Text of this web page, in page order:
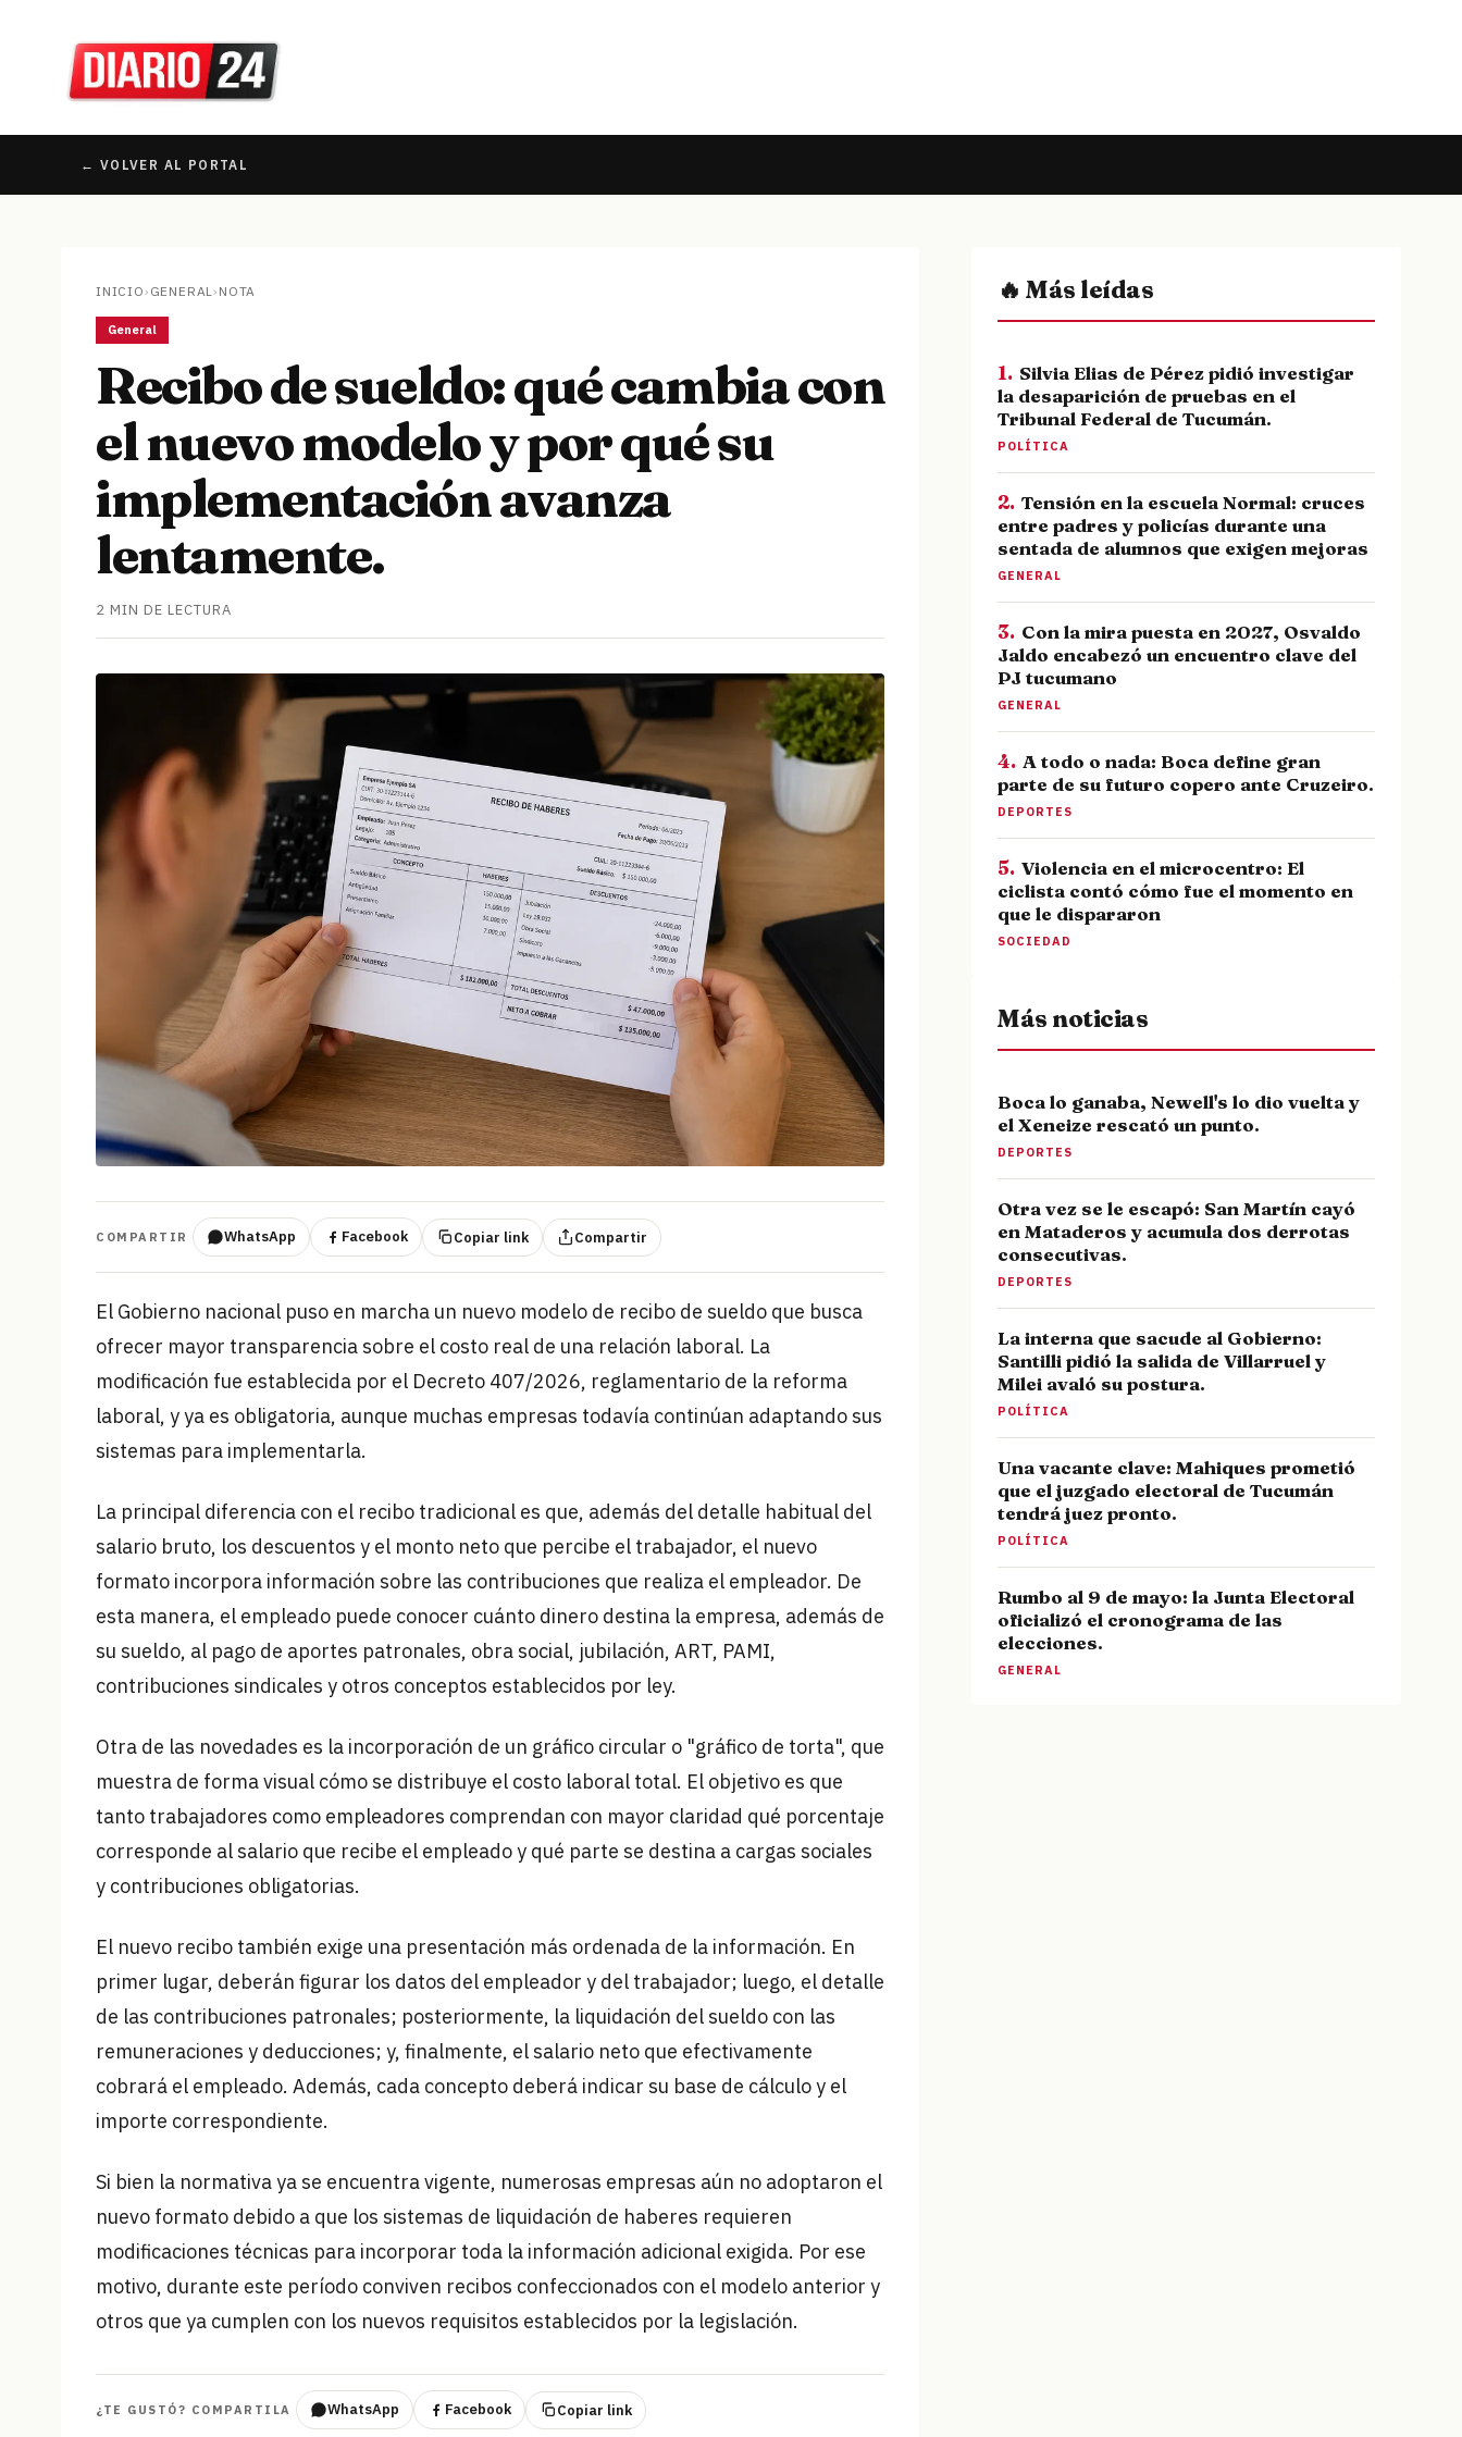
← VOLVER AL PORTAL
INICIO› GENERAL› NOTA
General
Recibo de sueldo: qué cambia con
el nuevo modelo y por qué su
implementación avanza
lentamente.
2 MIN DE LECTURA
COMPARTIR WhatsApp Facebook Copiar link Compartir
El Gobierno nacional puso en marcha un nuevo modelo de recibo de sueldo que busca
ofrecer mayor transparencia sobre el costo real de una relación laboral. La
modificación fue establecida por el Decreto 407/2026, reglamentario de la reforma
laboral, y ya es obligatoria, aunque muchas empresas todavía continúan adaptando sus
sistemas para implementarla.
La principal diferencia con el recibo tradicional es que, además del detalle habitual del
salario bruto, los descuentos y el monto neto que percibe el trabajador, el nuevo
formato incorpora información sobre las contribuciones que realiza el empleador. De
esta manera, el empleado puede conocer cuánto dinero destina la empresa, además de
su sueldo, al pago de aportes patronales, obra social, jubilación, ART, PAMI,
contribuciones sindicales y otros conceptos establecidos por ley.
Otra de las novedades es la incorporación de un gráfico circular o "gráfico de torta", que
muestra de forma visual cómo se distribuye el costo laboral total. El objetivo es que
tanto trabajadores como empleadores comprendan con mayor claridad qué porcentaje
corresponde al salario que recibe el empleado y qué parte se destina a cargas sociales
y contribuciones obligatorias.
El nuevo recibo también exige una presentación más ordenada de la información. En
primer lugar, deberán figurar los datos del empleador y del trabajador; luego, el detalle
de las contribuciones patronales; posteriormente, la liquidación del sueldo con las
remuneraciones y deducciones; y, finalmente, el salario neto que efectivamente
cobrará el empleado. Además, cada concepto deberá indicar su base de cálculo y el
importe correspondiente.
Si bien la normativa ya se encuentra vigente, numerosas empresas aún no adoptaron el
nuevo formato debido a que los sistemas de liquidación de haberes requieren
modificaciones técnicas para incorporar toda la información adicional exigida. Por ese
motivo, durante este período conviven recibos confeccionados con el modelo anterior y
otros que ya cumplen con los nuevos requisitos establecidos por la legislación.
¿TE GUSTÓ? COMPARTILA WhatsApp Facebook Copiar link
🔥 Más leídas
1. Silvia Elias de Pérez pidió investigar
la desaparición de pruebas en el
Tribunal Federal de Tucumán.
POLÍTICA
2. Tensión en la escuela Normal: cruces
entre padres y policías durante una
sentada de alumnos que exigen mejoras
GENERAL
3. Con la mira puesta en 2027, Osvaldo
Jaldo encabezó un encuentro clave del
PJ tucumano
GENERAL
4. A todo o nada: Boca define gran
parte de su futuro copero ante Cruzeiro.
DEPORTES
5. Violencia en el microcentro: El
ciclista contó cómo fue el momento en
que le dispararon
SOCIEDAD
Más noticias
Boca lo ganaba, Newell's lo dio vuelta y
el Xeneize rescató un punto.
DEPORTES
Otra vez se le escapó: San Martín cayó
en Mataderos y acumula dos derrotas
consecutivas.
DEPORTES
La interna que sacude al Gobierno:
Santilli pidió la salida de Villarruel y
Milei avaló su postura.
POLÍTICA
Una vacante clave: Mahiques prometió
que el juzgado electoral de Tucumán
tendrá juez pronto.
POLÍTICA
Rumbo al 9 de mayo: la Junta Electoral
oficializó el cronograma de las
elecciones.
GENERAL